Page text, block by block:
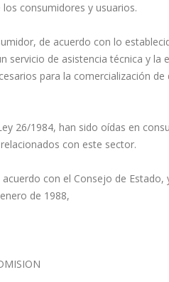
consumidores y usuarios.
de acuerdo con lo
servicio de asistencia técnica y la
para la comercialización de
26/1984, han sido oídas en
con este sector.
con el Consejo de Estado,
de 1988,